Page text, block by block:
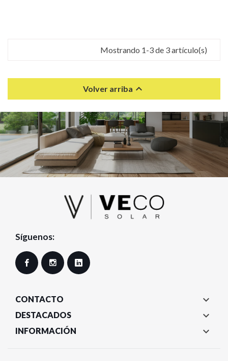
Mostrando 1-3 de 3 artículo(s)
Volver arriba 
Síguenos:
Facebook Instagram
CONTACTO 
DESTACADOS 
INFORMACIÓN 